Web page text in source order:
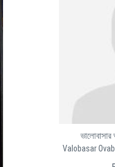
ভালোবাসার
Valobasar